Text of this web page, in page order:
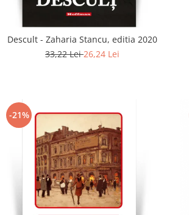
Descult - Zaharia Stancu, editia 2020
33,22 Lei26,24 Lei
-21%